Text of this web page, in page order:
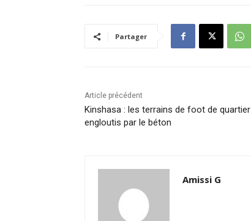
Partager
Article précédent
Kinshasa : les terrains de foot de quartier
engloutis par le béton
Amissi G